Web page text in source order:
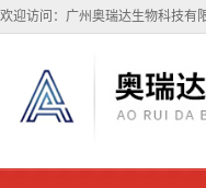
欢迎访问：广州奥瑞达生物科技有